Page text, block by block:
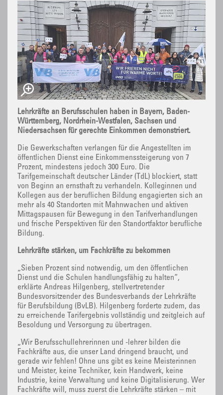
Lehrkräfte an Berufsschulen haben in Bayern, Baden-
Württemberg, Nordrhein-Westfalen, Sachsen und
Niedersachsen für gerechte Einkommen demonstriert.
Die Gewerkschaften verlangen für die Angestellten im
öffentlichen Dienst eine Einkommenssteigerung von 7
Prozent, mindestens jedoch 300 Euro. Die
Tarifgemeinschaft deutscher Länder (TdL) blockiert, statt
von Beginn an ernsthaft zu verhandeln. Kolleginnen und
Kollegen aus der beruflichen Bildung engagierten sich an
mehr als 40 Standorten mit Mahnwachen und aktiven
Mittagspausen für Bewegung in den Tarifverhandlungen
und frische Perspektiven für den Standortfaktor berufliche
Bildung.
Lehrkräfte stärken, um Fachkräfte zu bekommen
„Sieben Prozent sind notwendig, um den öffentlichen
Dienst und die Schulen handlungsfähig zu halten“,
erklärte Andreas Hilgenberg, stellvertretender
Bundesvorsitzender des Bundesverbands der Lehrkräfte
für Berufsbildung (BvLB). Hilgenberg forderte zudem, das
zu erreichende Tarifergebnis vollständig und zeitgleich auf
Besoldung und Versorgung zu übertragen.
„Wir Berufsschullehrerinnen und -lehrer bilden die
Fachkräfte aus, die unser Land dringend braucht, und
gerade wir fehlen! Ohne uns gibt es keine Meisterinnen
und Meister, keine Techniker, kein Handwerk, keine
Industrie, keine Verwaltung und keine Digitalisierung. Wer
Fachkräfte will, muss zuerst die Lehrkräfte stärken – mit